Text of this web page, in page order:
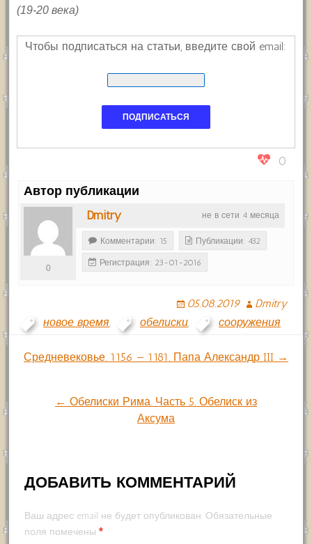
(19-20 века)
Чтобы подписаться на статьи, введите свой email:
0
Автор публикации
не в сети 4 месяца
Dmitry
0
Комментарии: 15 Публикации: 432
Регистрация: 23-01-2016
05.08.2019
Dmitry
новое время, обелиски, сооружения
Навигация
Средневековье. 1156 — 1181. Папа Александр III →
← Обелиски Рима. Часть 5. Обелиск из
Аксума
ДОБАВИТЬ КОММЕНТАРИЙ
Ваш адрес email не будет опубликован. Обязательные
поля помечены *